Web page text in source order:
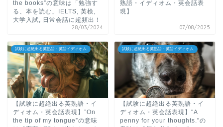
the books”の意味は「勉強す
る、本を読む」IELTS, 英検,
大学入試, 日常会話に超頻出！
28/03/2024
熟語・イディオム・英会話表
現】
07/08/2025
試験に超絶出る英熟語・英語イディオム
【試験に超絶出る英熟語・イ
ディオム・英会話表現】”On
the tip of my tongue”の意味
試験に超絶出る英熟語・英語イディオム
【試験に超絶出る英熟語・イ
ディオム・英会話表現】"A
penny for your thoughts."の